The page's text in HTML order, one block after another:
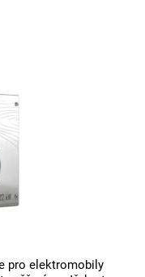
pro elektromobily